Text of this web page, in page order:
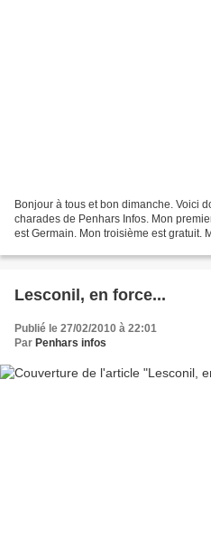
Bonjour à tous et bon dimanche. Voici
charades de Penhars Infos. Mon
est Germain. Mon troisième est gratuit.
Lesconil, en force...
Publié le 27/02/2010 à 22:01
Par Penhars infos